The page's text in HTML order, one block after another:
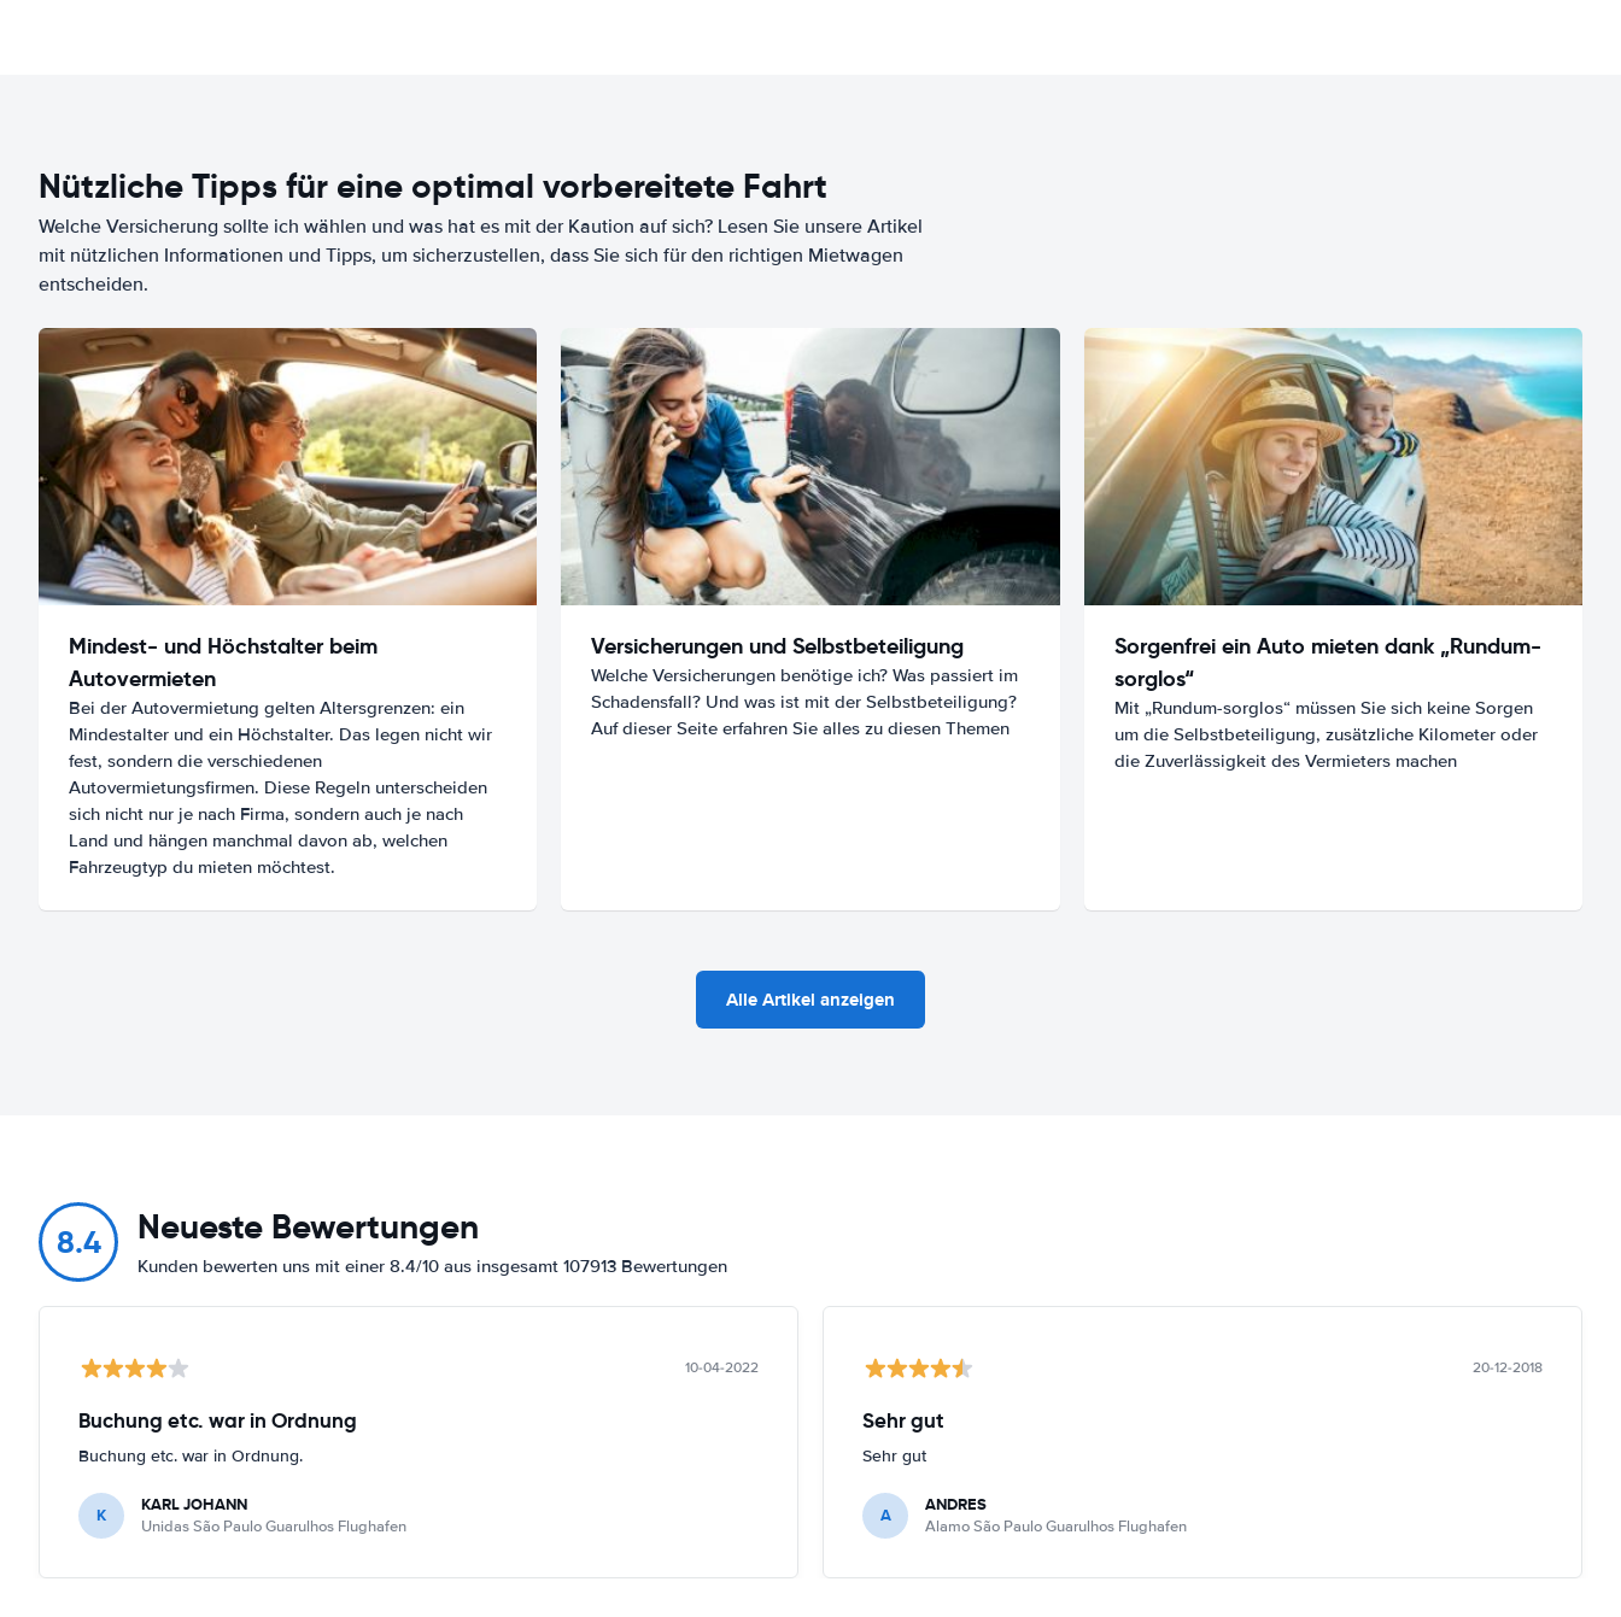
Nützliche Tipps für eine optimal vorbereitete Fahrt
Welche Versicherung sollte ich wählen und was hat es mit der Kaution auf sich? Lesen Sie unsere Artikel
mit nützlichen Informationen und Tipps, um sicherzustellen, dass Sie sich für den richtigen Mietwagen
entscheiden.
Mindest- und Höchstalter beim
Autovermieten
Bei der Autovermietung gelten Altersgrenzen: ein
Mindestalter und ein Höchstalter. Das legen nicht wir
fest, sondern die verschiedenen
Autovermietungsfirmen. Diese Regeln unterscheiden
sich nicht nur je nach Firma, sondern auch je nach
Land und hängen manchmal davon ab, welchen
Fahrzeugtyp du mieten möchtest.
Versicherungen und Selbstbeteiligung
Welche Versicherungen benötige ich? Was passiert im
Schadensfall? Und was ist mit der Selbstbeteiligung?
Auf dieser Seite erfahren Sie alles zu diesen Themen
Sorgenfrei ein Auto mieten dank „Rundum-
sorglos“
Mit „Rundum-sorglos“ müssen Sie sich keine Sorgen
um die Selbstbeteiligung, zusätzliche Kilometer oder
die Zuverlässigkeit des Vermieters machen
Alle Artikel anzeigen
8.4 Neueste Bewertungen
Kunden bewerten uns mit einer 8.4/10 aus insgesamt 107913 Bewertungen
10-04-2022
Buchung etc. war in Ordnung
Buchung etc. war in Ordnung.
K KARL JOHANN
Unidas São Paulo Guarulhos Flughafen
20-12-2018
Sehr gut
Sehr gut
A ANDRES
Alamo São Paulo Guarulhos Flughafen